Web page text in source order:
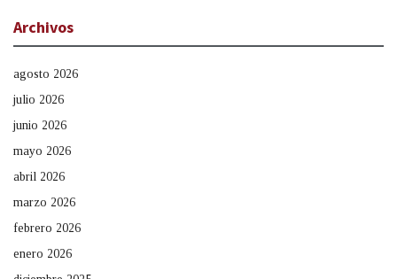
Archivos
agosto 2026
julio 2026
junio 2026
mayo 2026
abril 2026
marzo 2026
febrero 2026
enero 2026